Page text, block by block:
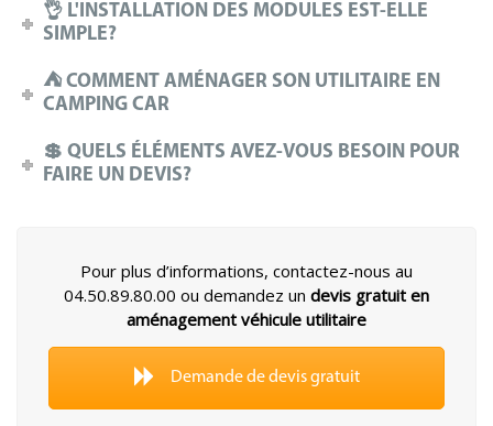
👌 L'INSTALLATION DES MODULES EST-ELLE
SIMPLE?
⛺ COMMENT AMÉNAGER SON UTILITAIRE EN
CAMPING CAR
💲 QUELS ÉLÉMENTS AVEZ-VOUS BESOIN POUR
FAIRE UN DEVIS?
Pour plus d’informations, contactez-nous au
04.50.89.80.00 ou demandez un devis gratuit en
aménagement véhicule utilitaire
Demande de devis gratuit